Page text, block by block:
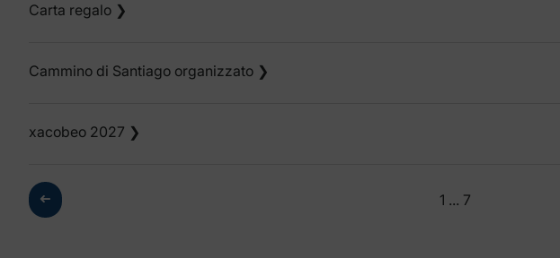
Carta regalo ❯
Cammino di Santiago organizzato ❯
xacobeo 2027 ❯
➜ 1 ... 7